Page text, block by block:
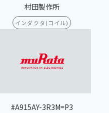
村田製作所
インダクタ(コイル)
#A915AY-3R3M=P3